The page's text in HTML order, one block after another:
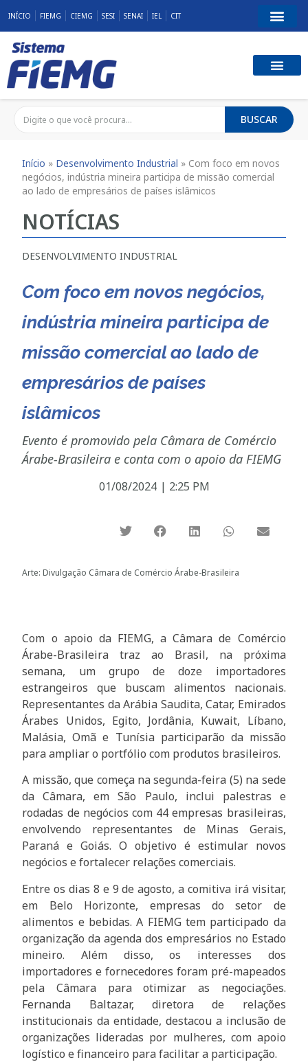
INÍCIO FIEMG CIEMG SESI SENAI IEL CIT
BUSCAR
Início » Desenvolvimento Industrial » Com foco em novos
negócios, indústria mineira participa de missão comercial
ao lado de empresários de países islâmicos
NOTÍCIAS
DESENVOLVIMENTO INDUSTRIAL
Com foco em novos negócios,
indústria mineira participa de
missão comercial ao lado de
empresários de países
islâmicos
Evento é promovido pela Câmara de Comércio
Árabe-Brasileira e conta com o apoio da FIEMG
01/08/2024 | 2:25 PM
Arte: Divulgação Câmara de Comércio Árabe-Brasileira
Com o apoio da FIEMG, a Câmara de Comércio
Árabe-Brasileira traz ao Brasil, na próxima
semana, um grupo de doze importadores
estrangeiros que buscam alimentos nacionais.
Representantes da Arábia Saudita, Catar, Emirados
Árabes Unidos, Egito, Jordânia, Kuwait, Líbano,
Malásia, Omã e Tunísia participarão da missão
para ampliar o portfólio com produtos brasileiros.
A missão, que começa na segunda-feira (5) na sede
da Câmara, em São Paulo, inclui palestras e
rodadas de negócios com 44 empresas brasileiras,
envolvendo representantes de Minas Gerais,
Paraná e Goiás. O objetivo é estimular novos
negócios e fortalecer relações comerciais.
Entre os dias 8 e 9 de agosto, a comitiva irá visitar,
em Belo Horizonte, empresas do setor de
alimentos e bebidas. A FIEMG tem participado da
organização da agenda dos empresários no Estado
mineiro. Além disso, os interesses dos
importadores e fornecedores foram pré-mapeados
pela Câmara para otimizar as negociações.
Fernanda Baltazar, diretora de relações
institucionais da entidade, destacou a inclusão de
organizações lideradas por mulheres, com apoio
logístico e financeiro para facilitar a participação.